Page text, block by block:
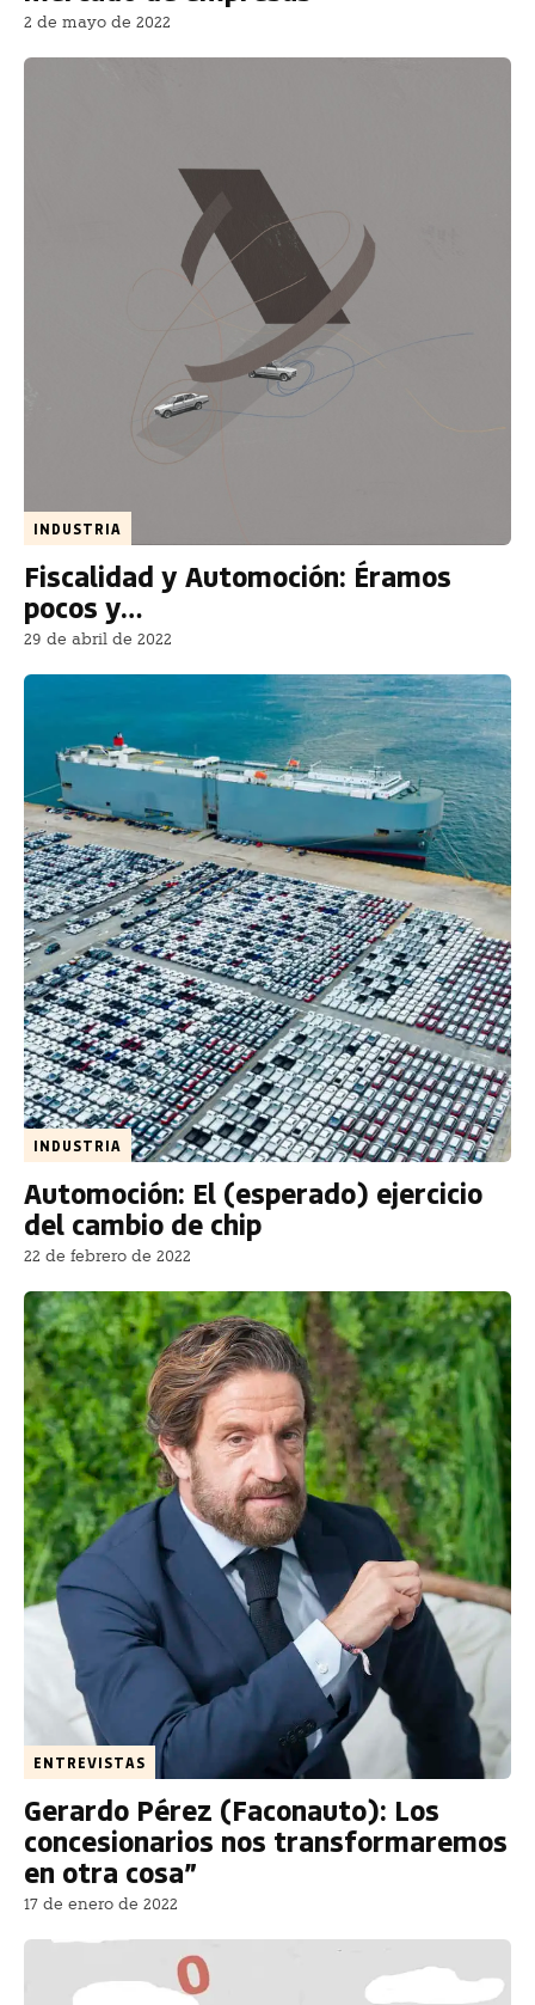
2 de mayo de 2022
INDUSTRIA
Fiscalidad y Automoción: Éramos
pocos y…
29 de abril de 2022
INDUSTRIA
Automoción: El (esperado) ejercicio
del cambio de chip
22 de febrero de 2022
ENTREVISTAS
Gerardo Pérez (Faconauto): Los
concesionarios nos transformaremos
en otra cosa”
17 de enero de 2022